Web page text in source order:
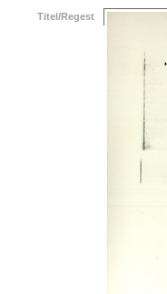
Titel/Regest